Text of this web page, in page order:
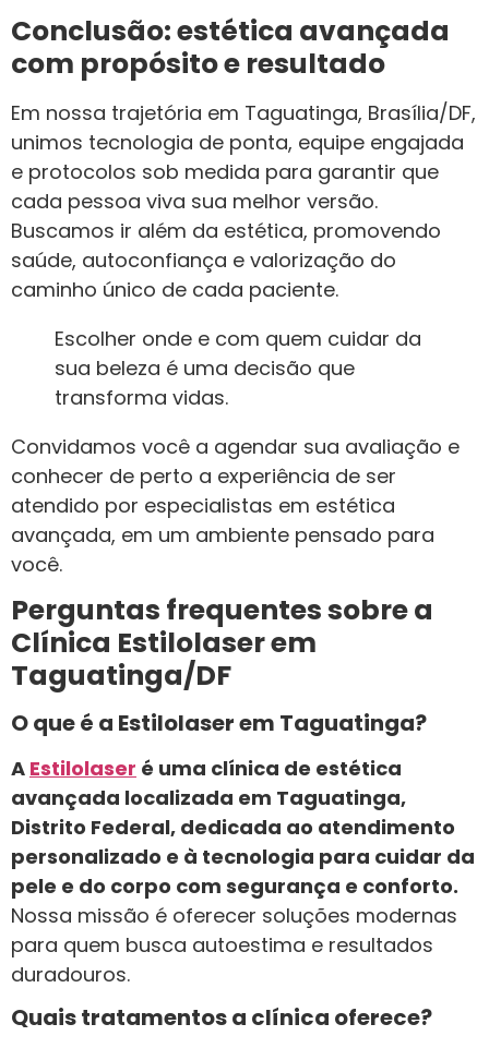
Conclusão: estética avançada
com propósito e resultado
Em nossa trajetória em Taguatinga, Brasília/DF,
unimos tecnologia de ponta, equipe engajada
e protocolos sob medida para garantir que
cada pessoa viva sua melhor versão.
Buscamos ir além da estética, promovendo
saúde, autoconfiança e valorização do
caminho único de cada paciente.
Escolher onde e com quem cuidar da
sua beleza é uma decisão que
transforma vidas.
Convidamos você a agendar sua avaliação e
conhecer de perto a experiência de ser
atendido por especialistas em estética
avançada, em um ambiente pensado para
você.
Perguntas frequentes sobre a
Clínica Estilolaser em
Taguatinga/DF
O que é a Estilolaser em Taguatinga?
A Estilolaser é uma clínica de estética
avançada localizada em Taguatinga,
Distrito Federal, dedicada ao atendimento
personalizado e à tecnologia para cuidar da
pele e do corpo com segurança e conforto.
Nossa missão é oferecer soluções modernas
para quem busca autoestima e resultados
duradouros.
Quais tratamentos a clínica oferece?